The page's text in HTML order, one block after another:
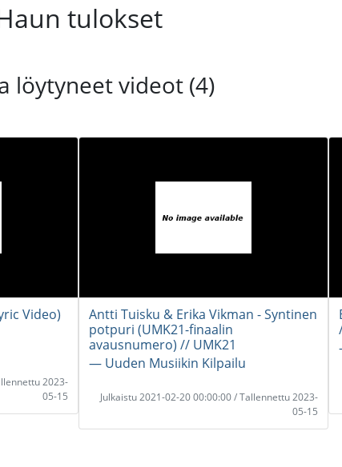
tulokset
löytyneet videot (4)
Video)
2023-
05-15
Antti Tuisku & Erika Vikman - Syntinen
potpuri (UMK21-finaalin
avausnumero) // UMK21
― Uuden Musiikin Kilpailu
Julkaistu 2021-02-20 00:00:00 / Tallennettu 2023-
05-15